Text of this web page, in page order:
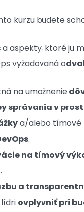
kurzu budete
a aspekty, ktoré ju
vyžadovaná o
na umožnenie
správania v
a/alebo tímové
.
na tímový
a
ovplyvniť pri